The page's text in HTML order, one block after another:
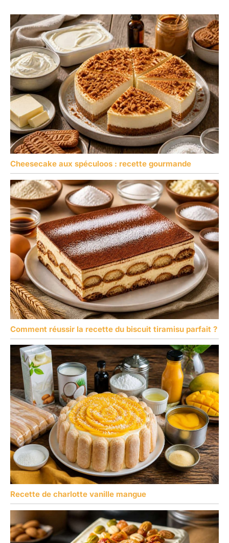
Cheesecake aux spéculoos : recette gourmande
Comment réussir la recette du biscuit tiramisu parfait ?
Recette de charlotte vanille mangue